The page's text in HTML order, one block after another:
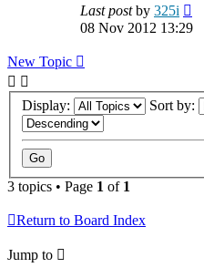
Last postby 325i
08 Nov 2012 13:29
New Topic
Display: Sort by:
3 topics • Page 1 of 1
Return to Board Index
Jump to